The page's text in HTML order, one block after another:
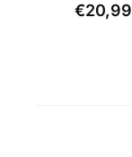
€20,99